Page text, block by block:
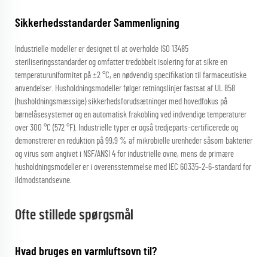
Sikkerhedsstandarder Sammenligning
Industrielle modeller er designet til at overholde ISO 13485
steriliseringsstandarder og omfatter tredobbelt isolering for at sikre en
temperaturuniformitet på ±2 °C, en nødvendig specifikation til farmaceutiske
anvendelser. Husholdningsmodeller følger retningslinjer fastsat af UL 858
(husholdningsmæssige) sikkerhedsforudsætninger med hovedfokus på
børnelåsesystemer og en automatisk frakobling ved indvendige temperaturer
over 300 °C (572 °F). Industrielle typer er også tredjeparts-certificerede og
demonstrerer en reduktion på 99,9 % af mikrobielle urenheder såsom bakterier
og virus som angivet i NSF/ANSI 4 for industrielle ovne, mens de primære
husholdningsmodeller er i overensstemmelse med IEC 60335-2-6-standard for
ildmodstandsevne.
Ofte stillede spørgsmål
Hvad bruges en varmluftsovn til?